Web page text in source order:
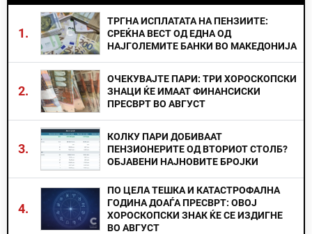
1.
ТРГНА ИСПЛАТАТА НА ПЕНЗИИТЕ:
СРЕЌНА ВЕСТ ОД ЕДНА ОД
НАЈГОЛЕМИТЕ БАНКИ ВО МАКЕДОНИЈА
2.
ОЧЕКУВАЈТЕ ПАРИ: ТРИ ХОРОСКОПСКИ
ЗНАЦИ ЌЕ ИМААТ ФИНАНСИСКИ
ПРЕСВРТ ВО АВГУСТ
3.
КОЛКУ ПАРИ ДОБИВААТ
ПЕНЗИОНЕРИТЕ ОД ВТОРИОТ СТОЛБ?
ОБЈАВЕНИ НАЈНОВИТЕ БРОЈКИ
4.
ПО ЦЕЛА ТЕШКА И КАТАСТРОФАЛНА
ГОДИНА ДОАЃА ПРЕСВРТ: ОВОЈ
ХОРОСКОПСКИ ЗНАК ЌЕ СЕ ИЗДИГНЕ
ВО АВГУСТ